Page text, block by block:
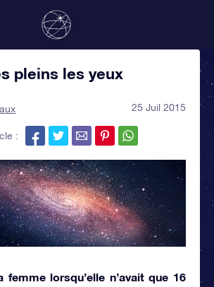
pleins les yeux
25 Juil 2015
:
femme lorsqu’elle n’avait que 16